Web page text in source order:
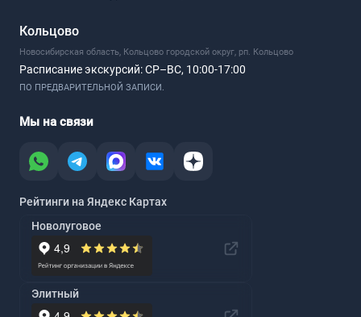
Кольцово
Новосибирская область, Кольцово городской округ, рп. Кольцово
Расписание экскурсий:СР–ВС, 10:00-17:00
ПО ПРЕДВАРИТЕЛЬНОЙ ЗАПИСИ.
Мы на связи
Рейтинги на Яндекс Картах
Новолуговое
Элитный